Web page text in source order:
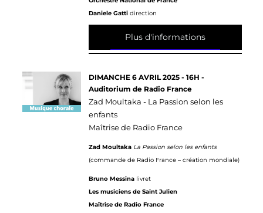
Daniele Gattidirection
Plus d'informations
DIMANCHE 6 AVRIL 2025 - 16H -
Auditorium de Radio France
Zad Moultaka - La Passion selon les
enfants
Maîtrise de Radio France
Zad Moultaka La Passion selon les enfants
(commande de Radio France – création mondiale)
Bruno Messina livret
Les musiciens de Saint Julien
Maîtrise de Radio France